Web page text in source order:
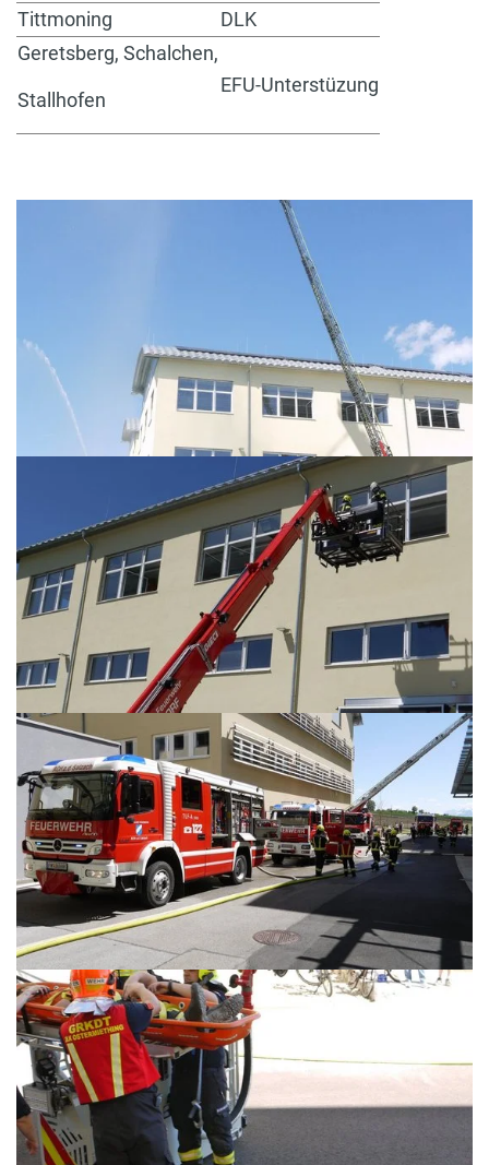
Tittmoning
DLK
Geretsberg, Schalchen,
Stallhofen
EFU-Unterstüzung